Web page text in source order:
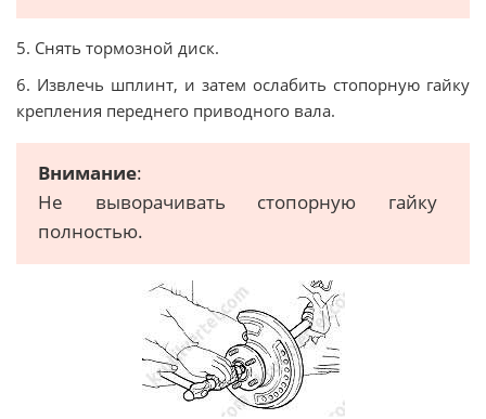
5. Снять тормозной диск.
6. Извлечь шплинт, и затем ослабить стопорную гайку
крепления переднего приводного вала.
Внимание:
Не выворачивать стопорную гайку
полностью.